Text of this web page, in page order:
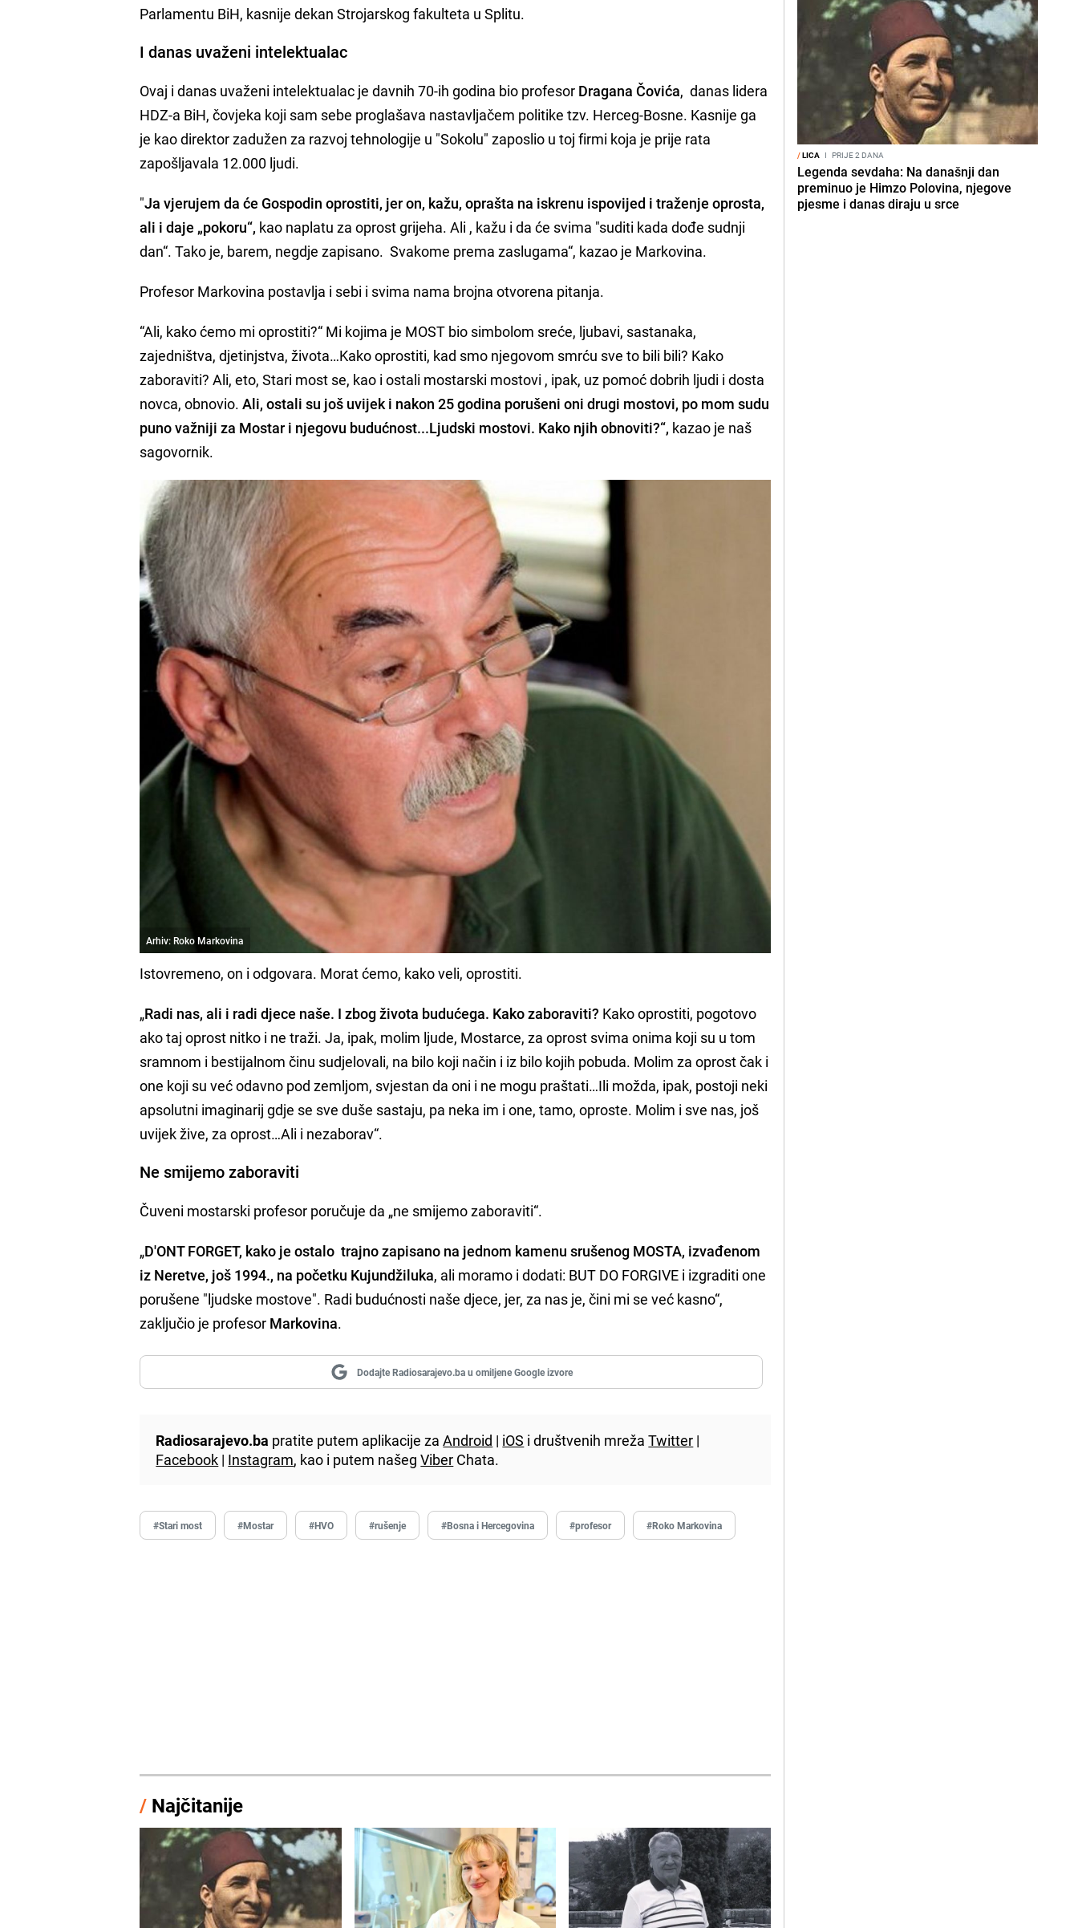
Parlamentu BiH, kasnije dekan Strojarskog fakulteta u Splitu.
I danas uvaženi intelektualac
Ovaj i danas uvaženi intelektualac je davnih 70-ih godina bio profesor Dragana Čovića, danas lidera
HDZ-a BiH, čovjeka koji sam sebe proglašava nastavljačem politike tzv. Herceg-Bosne. Kasnije ga
je kao direktor zadužen za razvoj tehnologije u "Sokolu" zaposlio u toj firmi koja je prije rata
zapošljavala 12.000 ljudi.
"Ja vjerujem da će Gospodin oprostiti, jer on, kažu, oprašta na iskrenu ispovijed i traženje oprosta,
ali i daje „pokoru“, kao naplatu za oprost grijeha. Ali , kažu i da će svima "suditi kada dođe sudnji
dan“. Tako je, barem, negdje zapisano. Svakome prema zaslugama“, kazao je Markovina.
Profesor Markovina postavlja i sebi i svima nama brojna otvorena pitanja.
“Ali, kako ćemo mi oprostiti?“ Mi kojima je MOST bio simbolom sreće, ljubavi, sastanaka,
zajedništva, djetinjstva, života…Kako oprostiti, kad smo njegovom smrću sve to bili bili? Kako
zaboraviti? Ali, eto, Stari most se, kao i ostali mostarski mostovi , ipak, uz pomoć dobrih ljudi i dosta
novca, obnovio.Ali, ostali su još uvijek i nakon 25 godina porušeni oni drugi mostovi, po mom sudu
puno važniji za Mostar i njegovu budućnost...Ljudski mostovi. Kako njih obnoviti?“, kazao je naš
sagovornik.
Arhiv: Roko Markovina
Istovremeno, on i odgovara. Morat ćemo, kako veli, oprostiti.
„Radi nas, ali i radi djece naše. I zbog života budućega. Kako zaboraviti? Kako oprostiti, pogotovo
ako taj oprost nitko i ne traži. Ja, ipak, molim ljude, Mostarce, za oprost svima onima koji su u tom
sramnom i bestijalnom činu sudjelovali, na bilo koji način i iz bilo kojih pobuda. Molim za oprost čak i
one koji su već odavno pod zemljom, svjestan da oni i ne mogu praštati…Ili možda, ipak, postoji neki
apsolutni imaginarij gdje se sve duše sastaju, pa neka im i one, tamo, oproste. Molim i sve nas, još
uvijek žive, za oprost…Ali i nezaborav“.
Ne smijemo zaboraviti
Čuveni mostarski profesor poručuje da „ne smijemo zaboraviti“.
„D'ONT FORGET, kako je ostalo trajno zapisano na jednom kamenu srušenog MOSTA, izvađenom
iz Neretve, još 1994., na početku Kujundžiluka, ali moramo i dodati: BUT DO FORGIVE i izgraditi one
porušene "ljudske mostove". Radi budućnosti naše djece, jer, za nas je, čini mi se već kasno“,
zaključio je profesor Markovina.
Dodajte Radiosarajevo.ba u omiljene Google izvore
Radiosarajevo.ba pratite putem aplikacije zaAndroid | iOS i društvenih mrežaTwitter |
Facebook | Instagram, kao i putem našegViber Chata.
#Stari most #Mostar #HVO #rušenje #Bosna i Hercegovina #profesor #Roko Markovina
/ Najčitanije
/LICA I PRIJE 2 DANA
Legenda sevdaha: Na današnji dan
preminuo je Himzo Polovina, njegove
pjesme i danas diraju u srce